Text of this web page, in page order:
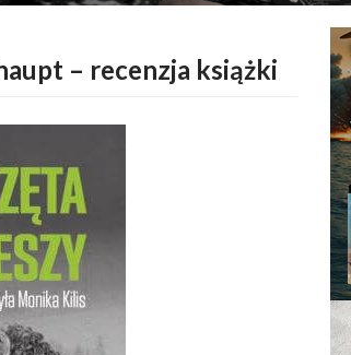
– recenzja książki